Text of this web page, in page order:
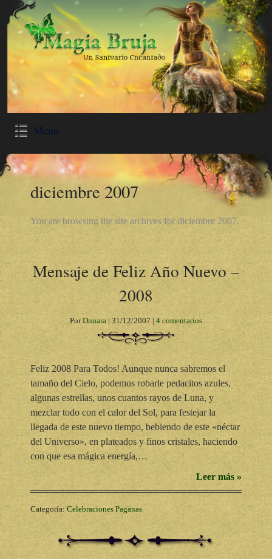
Menu
diciembre 2007
You are browsing the site archives for diciembre 2007.
Mensaje de Feliz Año Nuevo –
2008
PorDnnara | 31/12/2007 | 4 comentarios
Feliz 2008 Para Todos! Aunque nunca sabremos el
tamaño del Cielo, podemos robarle pedacitos azules,
algunas estrellas, unos cuantos rayos de Luna, y
mezclar todo con el calor del Sol, para festejar la
llegada de este nuevo tiempo, bebiendo de este «néctar
del Universo», en plateados y finos cristales, haciendo
con que esa mágica energía,…
Leer más »
Categoría: Celebraciones Paganas